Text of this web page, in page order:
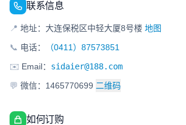
联系信息
📍 地址：大连保税区中轻大厦8号楼 地图
📞 电话：
（0411）87573851
✉️ Email： sidaier@188.com
💬 微信：1465770699 二维码
如何订购